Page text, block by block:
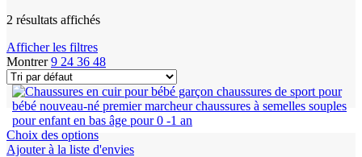
2 résultats affichés
Afficher les filtres
Montrer9 24 36 48
Choix des options
Ajouter à la liste d'envies